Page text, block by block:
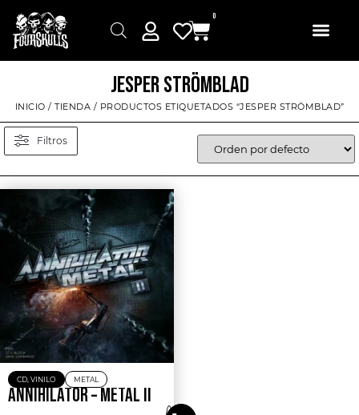
0
JESPER STRÖMBLAD
INICIO / TIENDA / PRODUCTOS ETIQUETADOS “JESPER STRÖMBLAD”
Filtros
CD, VINILO METAL
ANNIHILATOR – METAL II